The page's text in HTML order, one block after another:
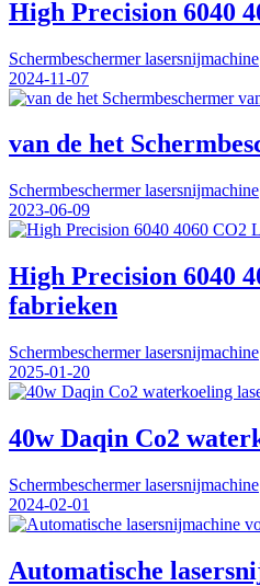
High Precision 6040
Schermbeschermer lasersnijmachine
2024-11-07
van de het
Schermbeschermer lasersnijmachine
2023-06-09
High Precision 6040
fabrieken
Schermbeschermer lasersnijmachine
2025-01-20
40w Daqin Co2
Schermbeschermer lasersnijmachine
2024-02-01
Automatische